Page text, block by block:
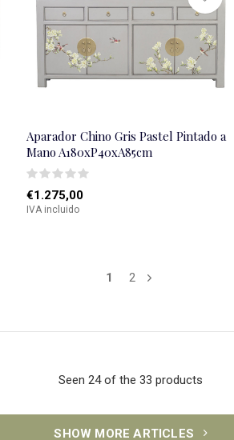
Aparador Chino Gris Pastel Pintado a
Mano A180xP40xA85cm
€1.275,00
IVA incluido
1 2
Seen 24 of the 33 products
SHOW MORE ARTICLES